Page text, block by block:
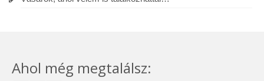
Ahol még megtalálsz: